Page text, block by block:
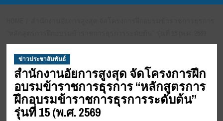
ข่าวประชาสัมพันธ์
สำนักงานอัยการสูงสุด จัดโครงการฝึก
อบรมข้าราชการธุรการ “หลักสูตรการ
ฝึกอบรมข้าราชการธุรการระดับต้น”
รุ่นที่ 15 (พ.ศ. 2569